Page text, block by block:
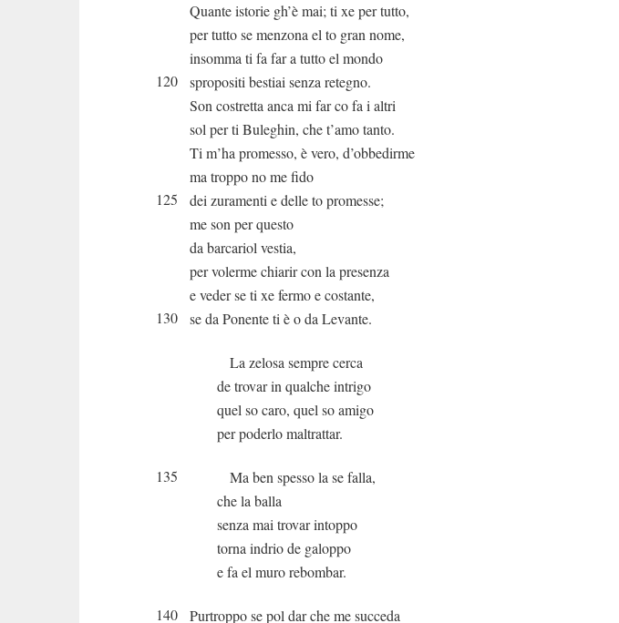
Quante istorie gh’è mai; ti xe per tutto,
per tutto se menzona el to gran nome,
insomma ti fa far a tutto el mondo
120
spropositi bestiai senza retegno.
Son costretta anca mi far co fa i altri
sol per ti Buleghin, che t’amo tanto.
Ti m’ha promesso, è vero, d’obbedirme
ma troppo no me fido
125
dei zuramenti e delle to promesse;
me son per questo
da barcariol vestia,
per volerme chiarir con la presenza
e veder se ti xe fermo e costante,
130
se da Ponente ti è o da Levante.
La zelosa sempre cerca
de trovar in qualche intrigo
quel so caro, quel so amigo
per poderlo maltrattar.
135
Ma ben spesso la se falla,
che la balla
senza mai trovar intoppo
torna indrio de galoppo
e fa el muro rebombar.
140
Purtroppo se pol dar che me succeda